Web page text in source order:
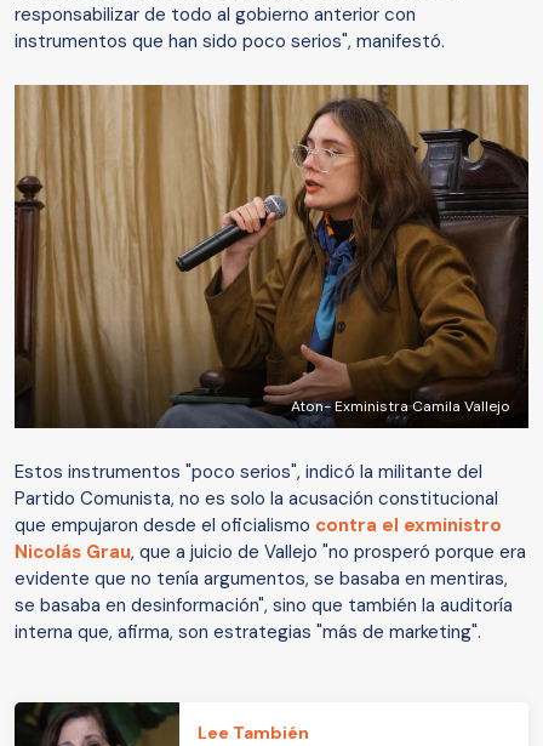
responsabilizar de todo al gobierno anterior con
instrumentos que han sido poco serios", manifestó.
Aton- Exministra Camila Vallejo
Estos instrumentos "poco serios", indicó la militante del
Partido Comunista, no es solo la acusación constitucional
que empujaron desde el oficialismo contra el exministro
Nicolás Grau, que a juicio de Vallejo "no prosperó porque era
evidente que no tenía argumentos, se basaba en mentiras,
se basaba en desinformación", sino que también la auditoría
interna que, afirma, son estrategias "más de marketing".
Lee También